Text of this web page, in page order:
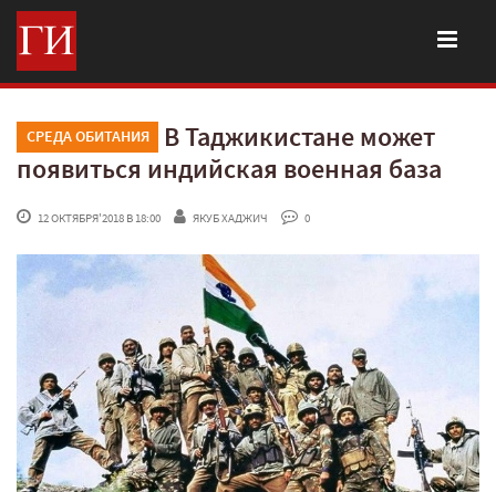
СРЕДА ОБИТАНИЯ
В Таджикистане может
появиться индийская военная база
12 ОКТЯБРЯ'2018 В 18:00 ЯКУБ ХАДЖИЧ 0